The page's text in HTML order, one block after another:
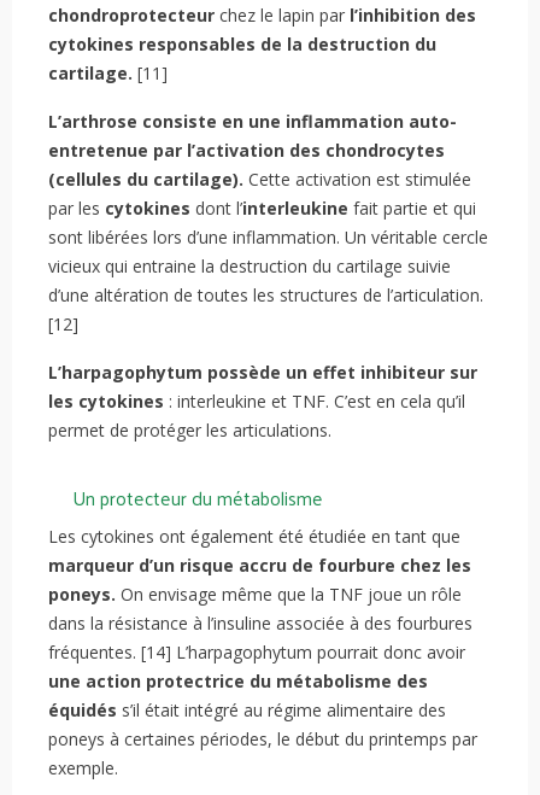
chondroprotecteur chez le lapin par l’inhibition des
cytokines responsables de la destruction du
cartilage. [11]
L’arthrose consiste en une inflammation auto-
entretenue par l’activation des chondrocytes
(cellules du cartilage). Cette activation est stimulée
par les cytokines dont l’interleukine fait partie et qui
sont libérées lors d’une inflammation. Un véritable cercle
vicieux qui entraine la destruction du cartilage suivie
d’une altération de toutes les structures de l’articulation.
[12]
L’harpagophytum possède un effet inhibiteur sur
les cytokines : interleukine et TNF. C’est en cela qu’il
permet de protéger les articulations.
Un protecteur du métabolisme
Les cytokines ont également été étudiée en tant que
marqueur d’un risque accru de fourbure chez les
poneys. On envisage même que la TNF joue un rôle
dans la résistance à l’insuline associée à des fourbures
fréquentes. [14] L’harpagophytum pourrait donc avoir
une action protectrice du métabolisme des
équidés s’il était intégré au régime alimentaire des
poneys à certaines périodes, le début du printemps par
exemple.